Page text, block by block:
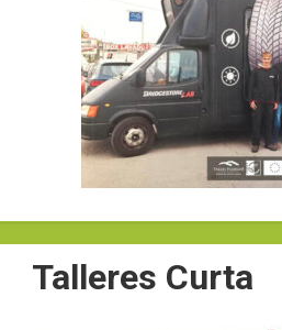
Talleres Curta